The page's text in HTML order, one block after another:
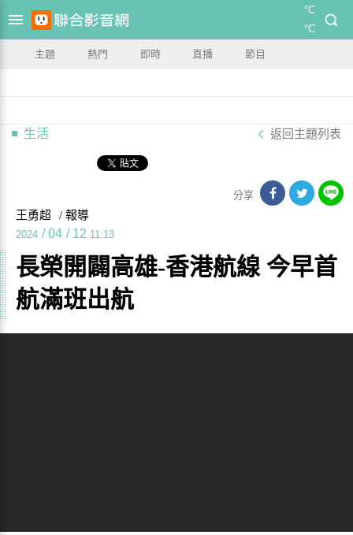
°C
°C
主題 熱門 即時 直播 節目
生活 返回主題列表
分享
王勇超 / 報導
2024 / 04 / 12 11:13
長榮開闢高雄-香港航線 今早首
航滿班出航